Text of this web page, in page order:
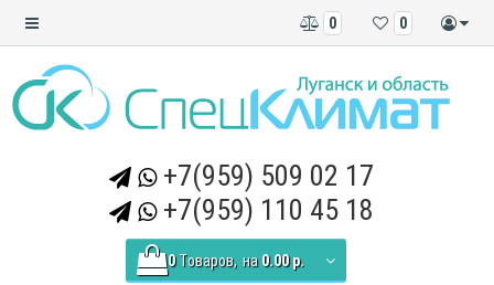
0
0
+7(959) 509 02 17
+7(959) 110 45 18
0 Tоваров, на 0.00 р.